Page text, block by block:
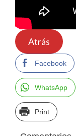
Atrás
Facebook
WhatsApp
Print